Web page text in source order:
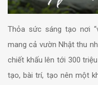
Thỏa sức sáng tạo nơi
mang cả vườn Nhật thu
chiết khấu lên tới 300
tạo, bài trí, tạo nên một